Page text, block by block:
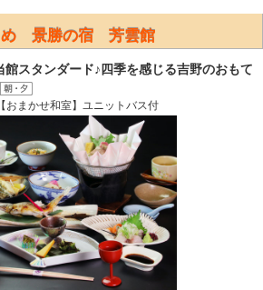
め 景勝の宿 芳雲館
館スタンダード♪四季を感じる吉野のおもて
おまかせ和室】ユニットバス付